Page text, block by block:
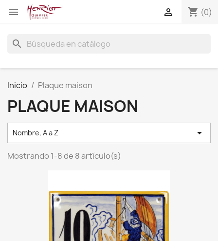
 shopping_cart (0)

search
Inicio Plaque maison
PLAQUE MAISON
Nombre, A a Z 
Mostrando 1-8 de 8 artículo(s)